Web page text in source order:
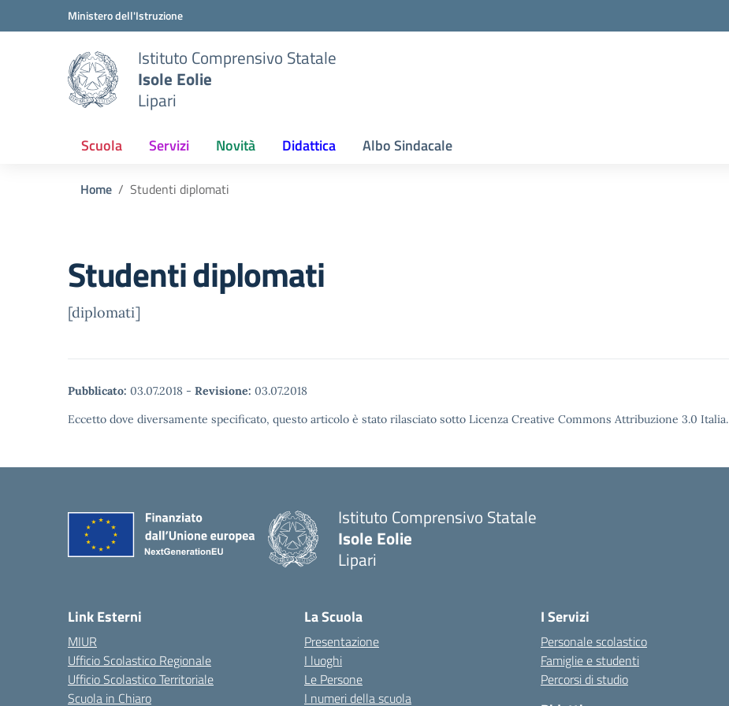
Vai ai contenuti
Vai al menu di navigazione
Ministero dell'Istruzione
Istituto Comprensivo Statale
Isole Eolie
Lipari
Scuola Servizi Novità Didattica Albo Sindacale
Home Studenti diplomati
Studenti diplomati
[diplomati]
Pubblicato: 03.07.2018 - Revisione: 03.07.2018
Eccetto dove diversamente specificato, questo articolo è stato rilasciato sotto Licenza Creative Commons Attribuzione 3.0 Italia.
Istituto Comprensivo Statale
Isole Eolie
Lipari
Link Esterni
MIUR
Ufficio Scolastico Regionale
Ufficio Scolastico Territoriale
Scuola in Chiaro
La Scuola
Presentazione
I luoghi
Le Persone
I numeri della scuola
I Servizi
Personale scolastico
Famiglie e studenti
Percorsi di studio